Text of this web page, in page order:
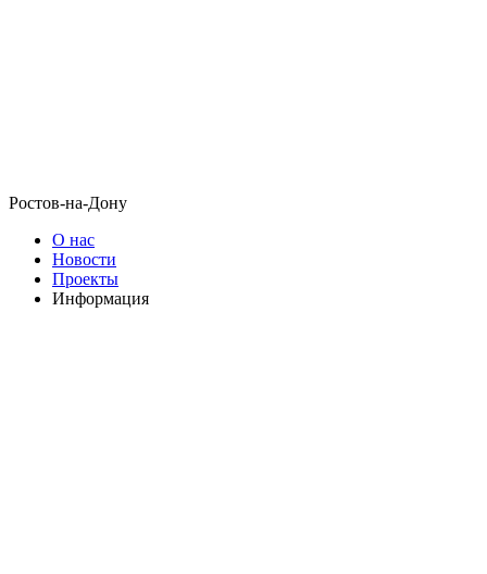
Ростов-на-Дону
О нас
Новости
Проекты
Информация